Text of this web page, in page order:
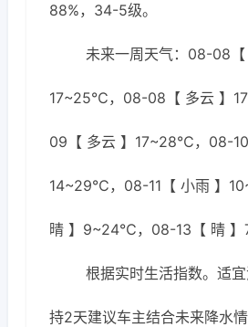
88%，34-5级。
未来一周天气：08-08【
17~25℃，08-08【 多云 】
09【 多云 】17~28℃，08-10
14~29℃，08-11【 小雨 】
晴 】9~24℃，08-13【 晴 】
根据实时生活指数。适
持2天建议车主结合未来降水